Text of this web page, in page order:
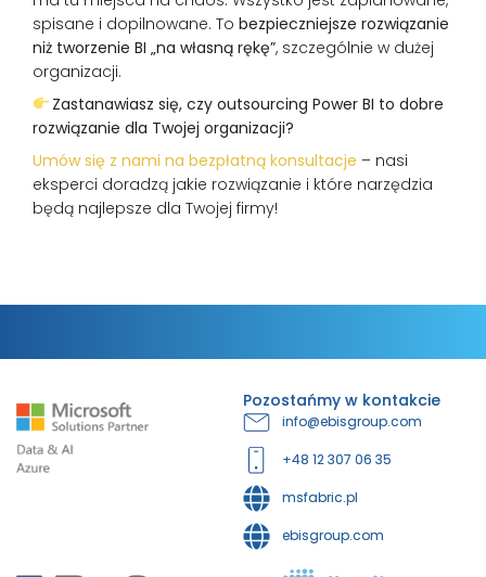
spisane i dopilnowane. To bezpieczniejsze rozwiązanie
niż tworzenie BI „na własną rękę”, szczególnie w dużej
organizacji.
Zastanawiasz się, czy outsourcing Power BI to dobre
rozwiązanie dla Twojej organizacji?
Umów się z nami na bezpłatną konsultacje – nasi
eksperci doradzą jakie rozwiązanie i które narzędzia
będą najlepsze dla Twojej firmy!
Pozostańmy w kontakcie
info@ebisgroup.com
+48 12 307 06 35
msfabric.pl
ebisgroup.com